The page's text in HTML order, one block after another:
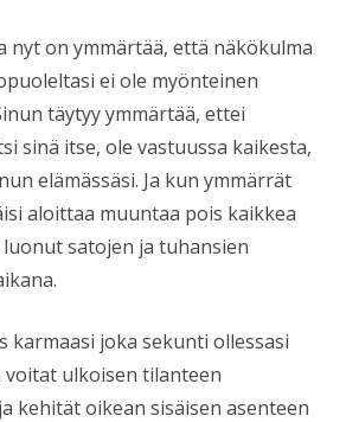
nyt on ymmärtää, että näkökulma
ei ole myönteinen
täytyy ymmärtää, ettei
sinä itse, ole vastuussa kaikesta,
elämässäsi. Ja kun ymmärrät
aloittaa muuntaa pois kaikkea
satojen ja tuhansien
karmaasi joka sekunti ollessasi
voitat ulkoisen tilanteen
kehität oikean sisäisen asenteen